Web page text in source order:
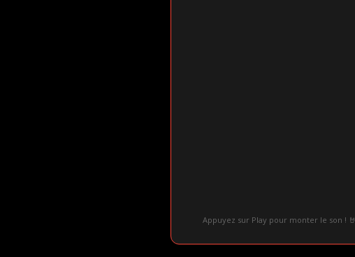
Appuyez sur Play pour monter le son ! 🤘